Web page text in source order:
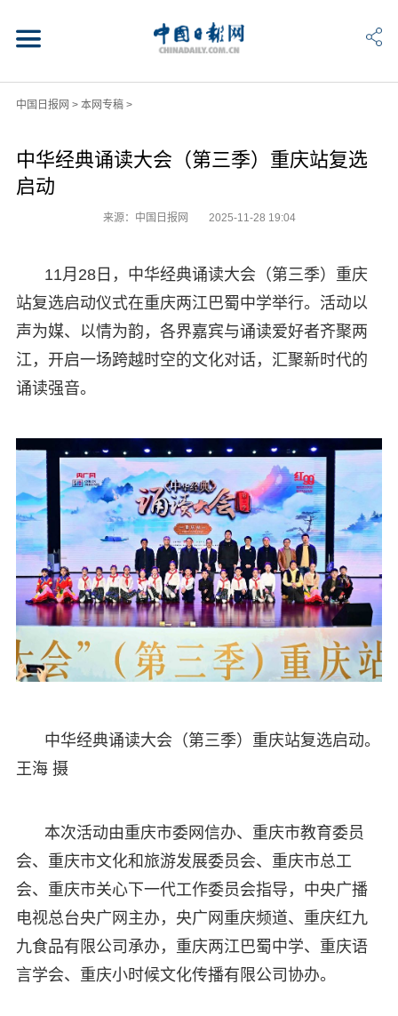
中国日报网 > 本网专稿>
中华经典诵读大会（第三季）重庆站复选
启动
来源：中国日报网 2025-11-28 19:04
11月28日，中华经典诵读大会（第三季）重庆
站复选启动仪式在重庆两江巴蜀中学举行。活动以
声为媒、以情为韵，各界嘉宾与诵读爱好者齐聚两
江，开启一场跨越时空的文化对话，汇聚新时代的
诵读强音。
中华经典诵读大会（第三季）重庆站复选启动。
王海 摄
本次活动由重庆市委网信办、重庆市教育委员
会、重庆市文化和旅游发展委员会、重庆市总工
会、重庆市关心下一代工作委员会指导，中央广播
电视总台央广网主办，央广网重庆频道、重庆红九
九食品有限公司承办，重庆两江巴蜀中学、重庆语
言学会、重庆小时候文化传播有限公司协办。